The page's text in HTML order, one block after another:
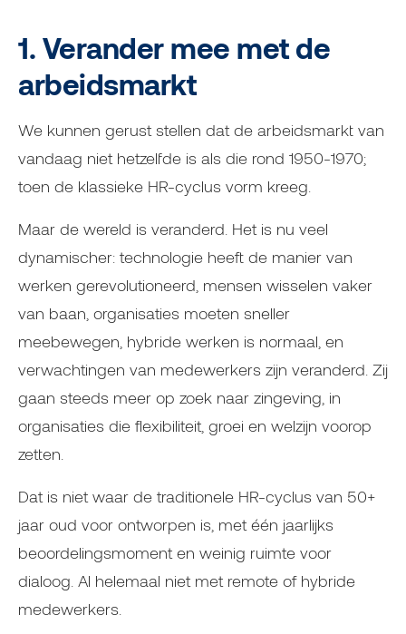
1. Verander mee met de
arbeidsmarkt
We kunnen gerust stellen dat de arbeidsmarkt van
vandaag niet hetzelfde is als die rond 1950-1970;
toen de klassieke HR-cyclus vorm kreeg.
Maar de wereld is veranderd. Het is nu veel
dynamischer: technologie heeft de manier van
werken gerevolutioneerd, mensen wisselen vaker
van baan, organisaties moeten sneller
meebewegen, hybride werken is normaal, en
verwachtingen van medewerkers zijn veranderd. Zij
gaan steeds meer op zoek naar zingeving, in
organisaties die flexibiliteit, groei en welzijn voorop
zetten.
Dat is niet waar de traditionele HR-cyclus van 50+
jaar oud voor ontworpen is, met één jaarlijks
beoordelingsmoment en weinig ruimte voor
dialoog. Al helemaal niet met remote of hybride
medewerkers.